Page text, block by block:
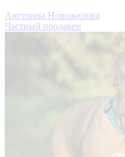
Ангелина Новожилова
Частный продавец